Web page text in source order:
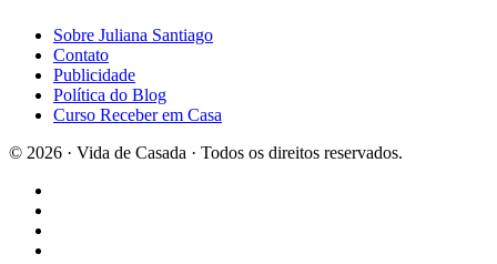
Sobre Juliana Santiago
Contato
Publicidade
Política do Blog
Curso Receber em Casa
© 2026 · Vida de Casada · Todos os direitos reservados.